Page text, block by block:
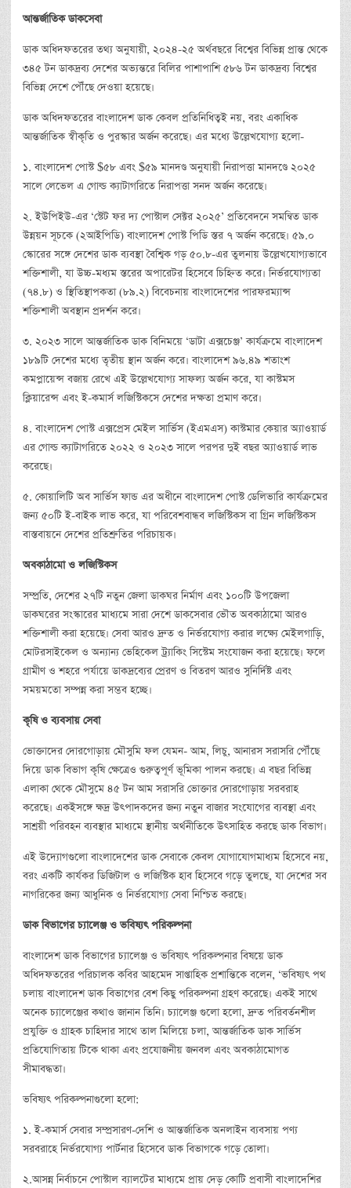
আন্তর্জাতিক ডাকসেবা
ডাক অধিদফতরের তথ্য অনুযায়ী, ২০২৪-২৫ অর্থবছরে বিশ্বের বিভিন্ন প্রান্ত থেকে
৩৪৫ টন ডাকদ্রব্য দেশের অভ্যন্তরে বিলির পাশাপাশি ৫৮৬ টন ডাকদ্রব্য বিশ্বের
বিভিন্ন দেশে পৌঁছে দেওয়া হয়েছে।
ডাক অধিদফতরের বাংলাদেশ ডাক কেবল প্রতিনিধিত্বই নয়, বরং একাধিক
আন্তর্জাতিক স্বীকৃতি ও পুরস্কার অর্জন করেছে। এর মধ্যে উল্লেখযোগ্য হলো-
১. বাংলাদেশ পোস্ট $৫৮ এবং $৫৯ মানদণ্ড অনুযায়ী নিরাপত্তা মানদণ্ডে ২০২৫
সালে লেভেল এ গোল্ড ক্যাটাগরিতে নিরাপত্তা সনদ অর্জন করেছে।
২. ইউপিইউ-এর ‘স্টেট ফর দ্য পোস্টাল সেক্টর ২০২৫’ প্রতিবেদনে সমন্বিত ডাক
উন্নয়ন সূচকে (২আইপিডি) বাংলাদেশ পোস্ট পিডি স্তর ৭ অর্জন করেছে। ৫৯.০
স্কোরের সঙ্গে দেশের ডাক ব্যবস্থা বৈশ্বিক গড় ৫০.৮-এর তুলনায় উল্লেখযোগ্যভাবে
শক্তিশালী, যা উচ্চ-মধ্যম স্তরের অপারেটর হিসেবে চিহ্নিত করে। নির্ভরযোগ্যতা
(৭৪.৮) ও স্থিতিস্থাপকতা (৮৯.২) বিবেচনায় বাংলাদেশের পারফরম্যান্স
শক্তিশালী অবস্থান প্রদর্শন করে।
৩. ২০২৩ সালে আন্তর্জাতিক ডাক বিনিময়ে ‘ডাটা এক্সচেঞ্জ’ কার্যক্রমে বাংলাদেশ
১৮৯টি দেশের মধ্যে তৃতীয় স্থান অর্জন করে। বাংলাদেশ ৯৬.৪৯ শতাংশ
কমপ্লায়েন্স বজায় রেখে এই উল্লেখযোগ্য সাফল্য অর্জন করে, যা কাস্টমস
ক্লিয়ারেন্স এবং ই-কমার্স লজিস্টিকসে দেশের দক্ষতা প্রমাণ করে।
৪. বাংলাদেশ পোস্ট এক্সপ্রেস মেইল সার্ভিস (ইএমএস) কাস্টমার কেয়ার অ্যাওয়ার্ড
এর গোল্ড ক্যাটাগরিতে ২০২২ ও ২০২৩ সালে পরপর দুই বছর অ্যাওয়ার্ড লাভ
করেছে।
৫. কোয়ালিটি অব সার্ভিস ফান্ড এর অধীনে বাংলাদেশ পোস্ট ডেলিভারি কার্যক্রমের
জন্য ৫০টি ই-বাইক লাভ করে, যা পরিবেশবান্ধব লজিস্টিকস বা গ্রিন লজিস্টিকস
বাস্তবায়নে দেশের প্রতিশ্রুতির পরিচায়ক।
অবকাঠামো ও লজিস্টিকস
সম্প্রতি, দেশের ২৭টি নতুন জেলা ডাকঘর নির্মাণ এবং ১০০টি উপজেলা
ডাকঘরের সংস্কারের মাধ্যমে সারা দেশে ডাকসেবার ভৌত অবকাঠামো আরও
শক্তিশালী করা হয়েছে। সেবা আরও দ্রুত ও নির্ভরযোগ্য করার লক্ষ্যে মেইলগাড়ি,
মোটরসাইকেল ও অন্যান্য ভেহিকেল ট্র্যাকিং সিস্টেম সংযোজন করা হয়েছে। ফলে
গ্রামীণ ও শহরে পর্যায়ে ডাকদ্রব্যের প্রেরণ ও বিতরণ আরও সুনির্দিষ্ট এবং
সময়মতো সম্পন্ন করা সম্ভব হচ্ছে।
কৃষি ও ব্যবসায় সেবা
ভোক্তাদের দোরগোড়ায় মৌসুমি ফল যেমন- আম, লিচু, আনারস সরাসরি পৌঁছে
দিয়ে ডাক বিভাগ কৃষি ক্ষেত্রেও গুরুত্বপূর্ণ ভূমিকা পালন করছে। এ বছর বিভিন্ন
এলাকা থেকে মৌসুমে ৪৫ টন আম সরাসরি ভোক্তার দোরগোড়ায় সরবরাহ
করেছে। একইসঙ্গে ক্ষদ্র উৎপাদকদের জন্য নতুন বাজার সংযোগের ব্যবস্থা এবং
সাশ্রয়ী পরিবহন ব্যবস্থার মাধ্যমে স্থানীয় অর্থনীতিকে উৎসাহিত করছে ডাক বিভাগ।
এই উদ্যোগগুলো বাংলাদেশের ডাক সেবাকে কেবল যোগাযোগমাধ্যম হিসেবে নয়,
বরং একটি কার্যকর ডিজিটাল ও লজিস্টিক হাব হিসেবে গড়ে তুলছে, যা দেশের সব
নাগরিকের জন্য আধুনিক ও নির্ভরযোগ্য সেবা নিশ্চিত করছে।
ডাক বিভাগের চ্যালেঞ্জ ও ভবিষ্যৎ পরিকল্পনা
বাংলাদেশ ডাক বিভাগের চ্যালেঞ্জ ও ভবিষ্যৎ পরিকল্পনার বিষয়ে ডাক
অধিদফতরের পরিচালক কবির আহমেদ সাপ্তাহিক প্রশান্তিকে বলেন, ‘ভবিষ্যৎ পথ
চলায় বাংলাদেশ ডাক বিভাগের বেশ কিছু পরিকল্পনা গ্রহণ করেছে। একই সাথে
অনেক চ্যালেঞ্জের কথাও জানান তিনি। চ্যালেঞ্জ গুলো হলো, দ্রুত পরিবর্তনশীল
প্রযুক্তি ও গ্রাহক চাহিদার সাথে তাল মিলিয়ে চলা, আন্তর্জাতিক ডাক সার্ভিস
প্রতিযোগিতায় টিকে থাকা এবং প্রযোজনীয় জনবল এবং অবকাঠামোগত
সীমাবদ্ধতা।
ভবিষ্যৎ পরিকল্পনাগুলো হলো:
১. ই-কমার্স সেবার সম্প্রসারণ-দেশি ও আন্তর্জাতিক অনলাইন ব্যবসায় পণ্য
সরবরাহে নির্ভরযোগ্য পার্টনার হিসেবে ডাক বিভাগকে গড়ে তোলা।
২.আসন্ন নির্বাচনে পোস্টাল ব্যালটের মাধ্যমে প্রায় দেড় কোটি প্রবাসী বাংলাদেশির